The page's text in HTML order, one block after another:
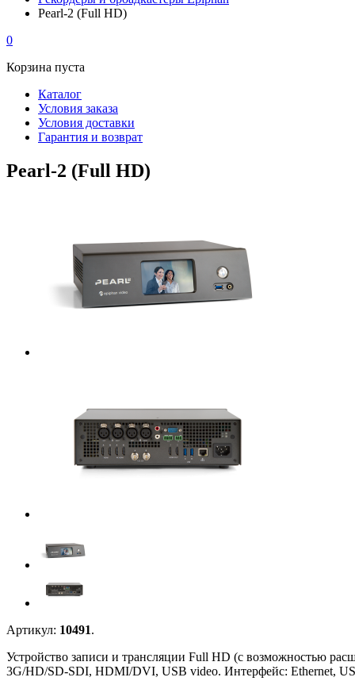
Pearl-2 (Full HD)
0
Корзина пуста
Каталог
Условия заказа
Условия доставки
Гарантия и возврат
Pearl-2 (Full HD)
Артикул: 10491.
Устройство записи и трансляции Full HD (с возможностью
3G/HD/SD-SDI, HDMI/DVI, USB video. Интерфейс: Ethernet,